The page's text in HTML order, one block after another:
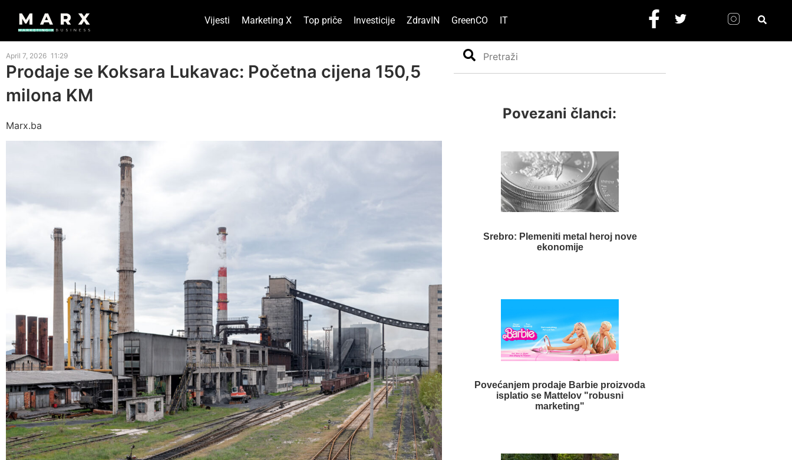
Vijesti Marketing X Top priče Investicije ZdravIN GreenCO IT
April 7, 2026 11:29
Prodaje se Koksara Lukavac: Početna cijena 150,5
milona KM
Marx.ba
Search
Povezani članci:
Srebro: Plemeniti metal heroj nove
ekonomije
Povećanjem prodaje Barbie proizvoda
isplatio se Mattelov "robusni
marketing"